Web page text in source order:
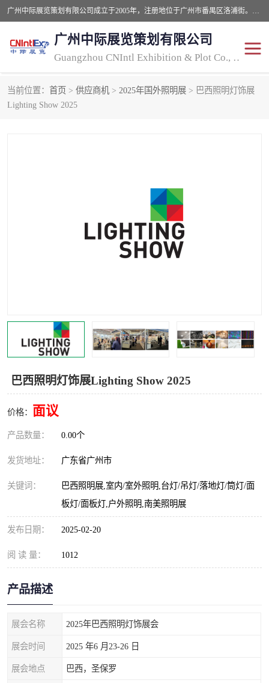
广州中际展览策划有限公司成立于2005年，注册地位于广州市番禺区洛浦街。经营范围包括会议及展览服务，大型活动组织策划服务，展台设计服务，广告业等；主要从事国外广告、标识、印花、LED、照明、光电、灯光、音响、视听、电子展览会等，展位预定-展品运输-签证-行程安排-补贴一站式服务。
广州中际展览策划有限公司
Guangzhou CNIntl Exhibition & Plot Co., Ltd.
当前位置： 首页 > 供应商机 > 2025年国外照明展 > 巴西照明灯饰展
Lighting Show 2025
巴西照明灯饰展Lighting Show 2025
价格： 面议
产品数量： 0.00个
发货地址： 广东省广州市
关键词：
巴西照明展,室内/室外照明,台灯/吊灯/落地灯/筒灯/面
板灯/面板灯,户外照明,南美照明展
发布日期： 2025-02-20
阅 读 量： 1012
产品描述
展会名称 2025年巴西照明灯饰展会
展会时间 2025 年6 月23-26 日
展会地点 巴西，圣保罗
2025年国外照明展
2025年国内中国香港照明
展